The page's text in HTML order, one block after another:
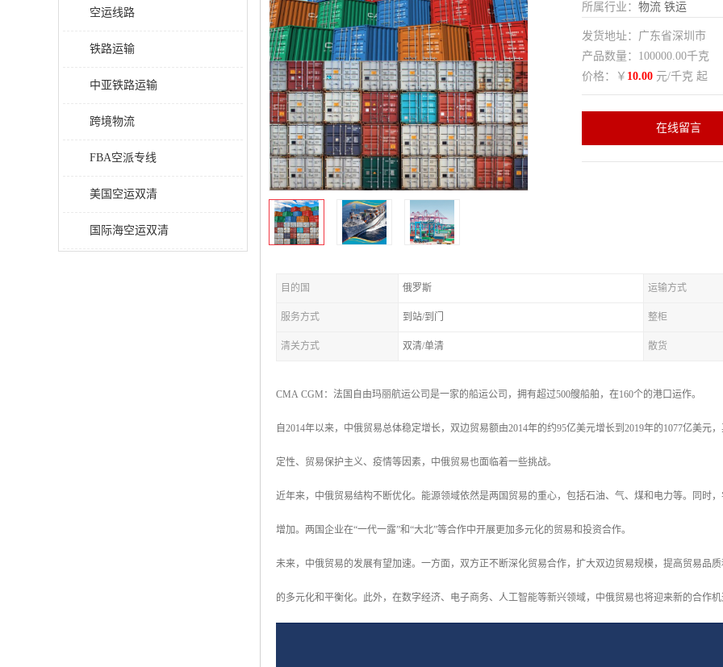
空运线路
铁路运输
中亚铁路运输
跨境物流
FBA空派专线
美国空运双清
国际海空运双清
所属行业： 物流 铁运
发货地址：广东省深圳市
产品数量：100000.00千克
价格：￥ 10.00 元/千克 起
在线留言
目的国 俄罗斯 运输方式
服务方式 到站/到门 整柜
清关方式 双清/单清 散货
CMA CGM：法国自由玛丽航运公司是一家的船运公司，拥有超过500艘船舶，在160个的港口运作。
自2014年以来，中俄贸易总体稳定增长，双边贸易额由2014年的约95亿美元增长到2019年的1077亿美元
定性、贸易保护主义、疫情等因素，中俄贸易也面临着一些挑战。
近年来，中俄贸易结构不断优化。能源领域依然是两国贸易的重心，包括石油、气、煤和电力等。同时
增加。两国企业在“一代一露”和“大北”等合作中开展更加多元化的贸易和投资合作。
未来，中俄贸易的发展有望加速。一方面，双方正不断深化贸易合作，扩大双边贸易规模，提高贸易品
的多元化和平衡化。此外，在数字经济、电子商务、人工智能等新兴领域，中俄贸易也将迎来新的合作机